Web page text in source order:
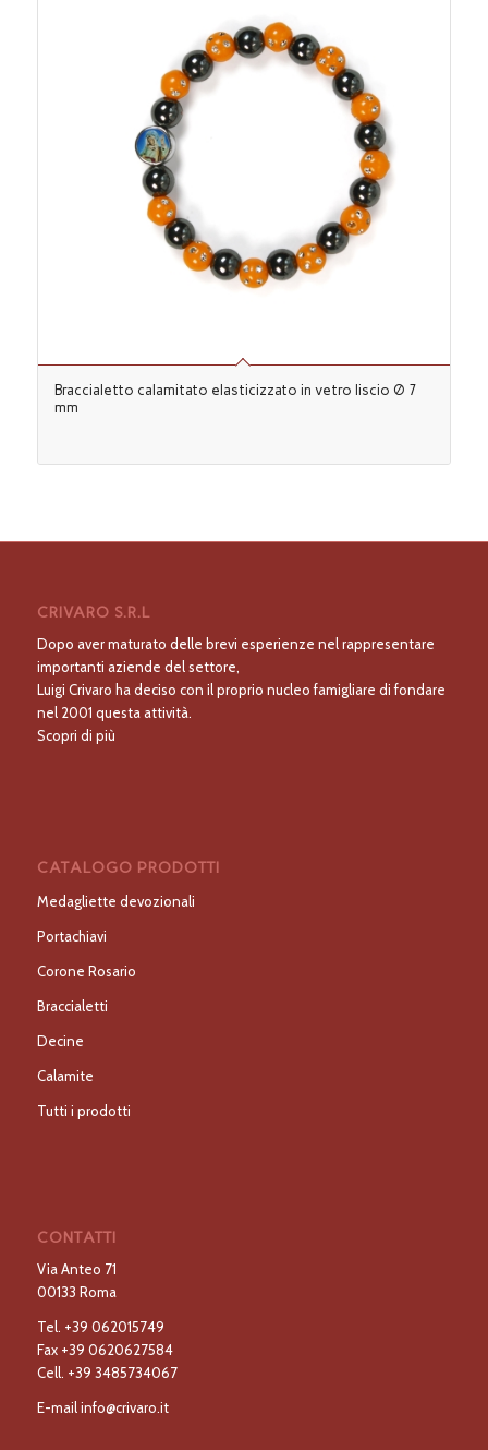
Braccialetto calamitato elasticizzato in vetro liscio Ø 7
mm
CRIVARO S.R.L
Dopo aver maturato delle brevi esperienze nel rappresentare
importanti aziende del settore,
Luigi Crivaro ha deciso con il proprio nucleo famigliare di fondare
nel 2001 questa attività.
Scopri di più
CATALOGO PRODOTTI
Medagliette devozionali
Portachiavi
Corone Rosario
Braccialetti
Decine
Calamite
Tutti i prodotti
CONTATTI
Via Anteo 71
00133 Roma
Tel. +39 062015749
Fax +39 0620627584
Cell. +39 3485734067
E-mailinfo@crivaro.it